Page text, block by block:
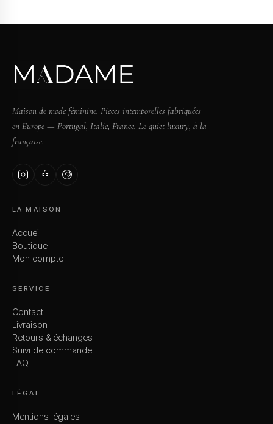
Maison de mode féminine. Pièces intemporelles fabriquées
en Europe — Portugal, Italie, France. Le quiet luxury, à la
française.
LA MAISON
Accueil
Boutique
Mon compte
SERVICE
Contact
Livraison
Retours & échanges
Suivi de commande
FAQ
LÉGAL
Mentions légales